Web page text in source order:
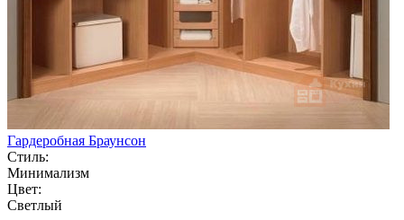
Гардеробная Браунсон
Стиль:
Минимализм
Цвет:
Светлый